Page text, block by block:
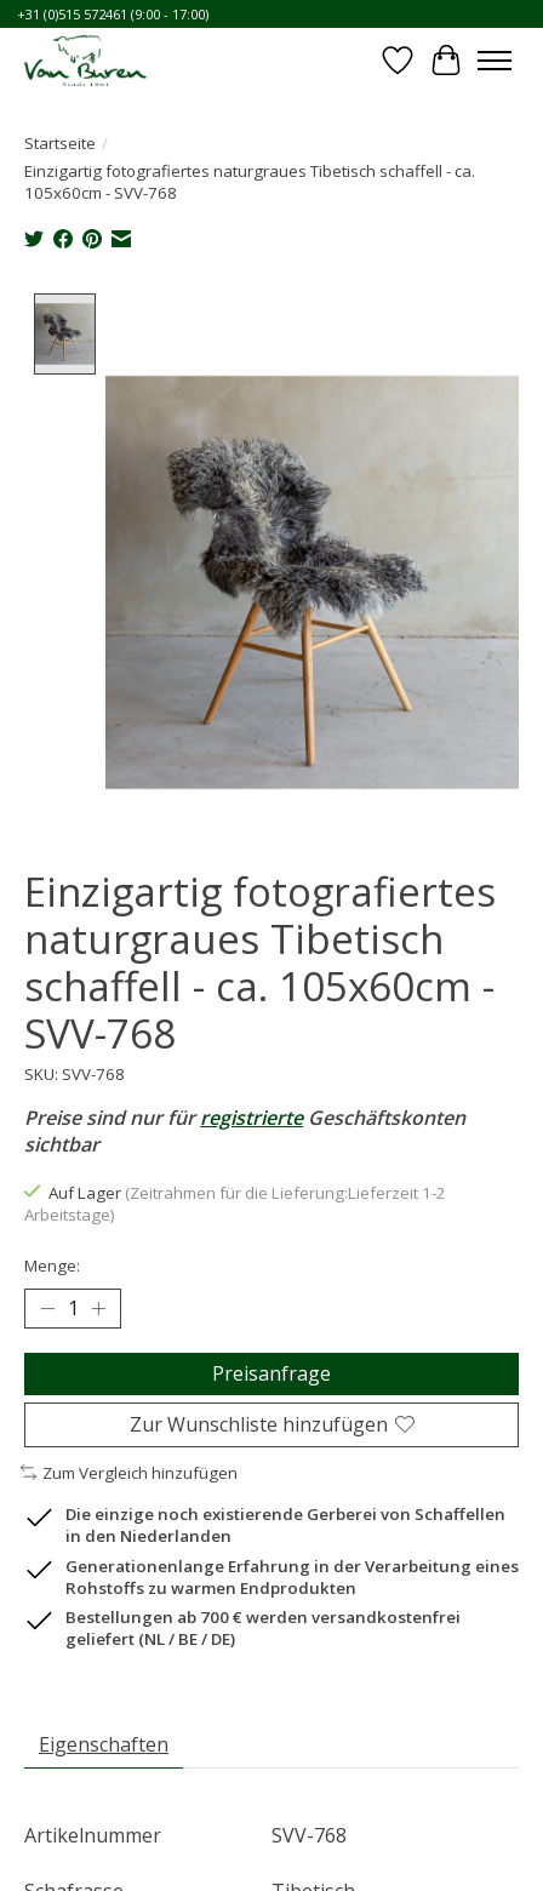
+31 (0)515 572461 (9:00 - 17:00)
Wunschzettel
Ihr
Startseite /
Einzigartig fotografiertes naturgraues Tibetisch schaffell - ca.
105x60cm - SVV-768
Einzigartig fotografiertes
naturgraues Tibetisch
schaffell - ca. 105x60cm -
SVV-768
SKU: SVV-768
Preise sind nur fürregistrierteGeschäftskonten
sichtbar
Auf Lager (Zeitrahmen für die Lieferung:Lieferzeit 1-2
Arbeitstage)
Menge:
Preisanfrage
Zur Wunschliste hinzufügen
Zum Vergleich hinzufügen
Die einzige noch existierende Gerberei von Schaffellen
in den Niederlanden
Generationenlange Erfahrung in der Verarbeitung eines
Rohstoffs zu warmen Endprodukten
Bestellungen ab 700 € werden versandkostenfrei
geliefert (NL / BE / DE)
Eigenschaften
Artikelnummer SVV-768